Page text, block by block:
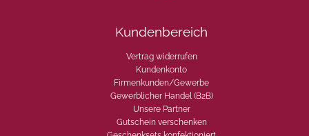
Kundenbereich
Vertrag widerrufen
Kundenkonto
Firmenkunden/Gewerbe
Gewerblicher Handel (B2B)
Unsere Partner
Gutschein verschenken